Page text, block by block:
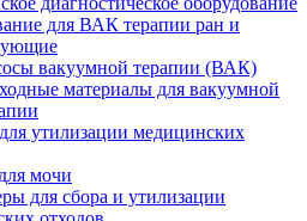
для ВАК терапии ран и
вакуумной терапии (ВАК)
материалы для вакуумной
утилизации медицинских
мочи
для сбора и утилизации